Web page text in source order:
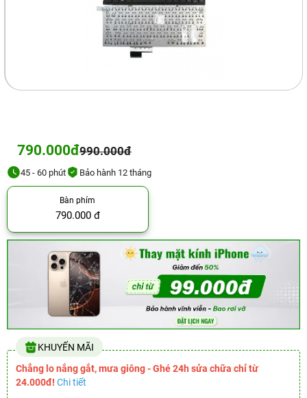
790.000đ990.000đ
45 - 60 phút Bảo hành 12 tháng
Bàn phím
790.000 đ
KHUYẾN MÃI
Chẳng lo nắng gắt, mưa giông - Ghé 24h sửa chữa chỉ từ
24.000đ! Chi tiết